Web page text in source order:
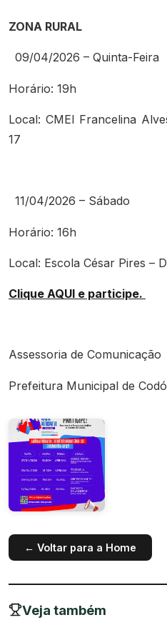
ZONA RURAL
09/04/2026 – Quinta-Feira
Horário: 19h
Local: CMEI Francelina
17
11/04/2026 – Sábado
Horário: 16h
Local: Escola César Pires –
Clique AQUI e participe.
Assessoria de Comunicação
Prefeitura Municipal de Codó
← Voltar para a Home
Veja também